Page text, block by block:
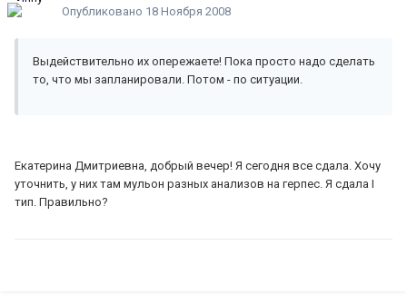
Опубликовано 18 Ноября 2008
Выдействительно их опережаете! Пока просто надо сделать
то, что мы запланировали. Потом - по ситуации.
Екатерина Дмитриевна, добрый вечер! Я сегодня все сдала. Хочу
уточнить, у них там мульон разных анализов на герпес. Я сдала I
тип. Правильно?